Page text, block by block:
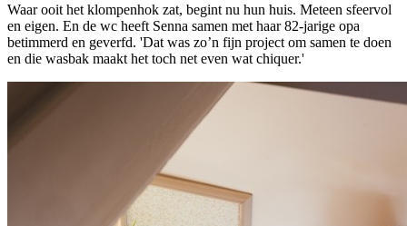
Waar ooit het klompenhok zat, begint nu hun huis. Meteen sfeervol
en eigen. En de wc heeft Senna samen met haar 82-jarige opa
betimmerd en geverfd. 'Dat was zo’n fijn project om samen te doen
en die wasbak maakt het toch net even wat chiquer.'